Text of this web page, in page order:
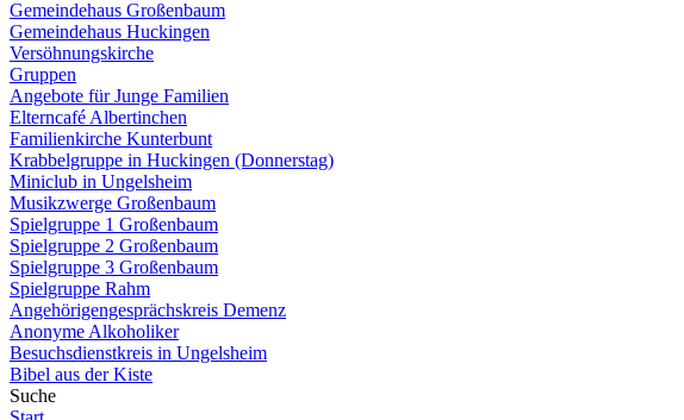
Gemeindehaus Großenbaum
Gemeindehaus Huckingen
Versöhnungskirche
Gruppen
Angebote für Junge Familien
Elterncafé Albertinchen
Familienkirche Kunterbunt
Krabbelgruppe in Huckingen (Donnerstag)
Miniclub in Ungelsheim
Musikzwerge Großenbaum
Spielgruppe 1 Großenbaum
Spielgruppe 2 Großenbaum
Spielgruppe 3 Großenbaum
Spielgruppe Rahm
Angehörigengesprächskreis Demenz
Anonyme Alkoholiker
Besuchsdienstkreis in Ungelsheim
Bibel aus der Kiste
Suche